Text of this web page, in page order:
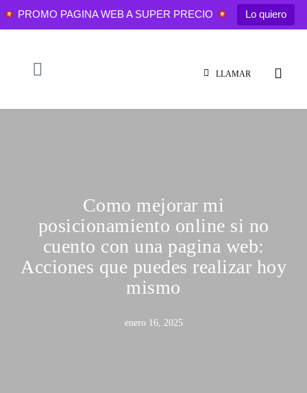
PROMO PAGINA WEB A SUPER PRECIO Lo quiero
LLAMAR
Como mejorar mi
posicionamiento online si no
cuento con una pagina web:
Acciones que puedes realizar hoy
mismo
enero 16, 2025